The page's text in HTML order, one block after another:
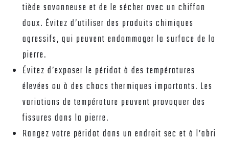
tiède savonneuse et de le sécher avec un chiffon
doux. Évitez d’utiliser des produits chimiques
agressifs, qui peuvent endommager la surface de la
pierre.
Évitez d’exposer le péridot à des températures
élevées ou à des chocs thermiques importants. Les
variations de température peuvent provoquer des
fissures dans la pierre.
Rangez votre péridot dans un endroit sec et à l’abri